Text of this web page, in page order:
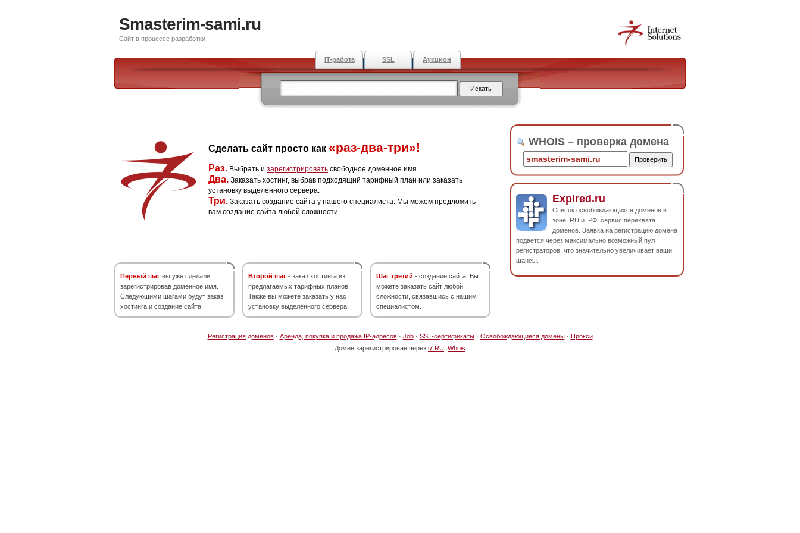
Smasterim-sami.ru
Сайт в процессе разработки
IT-работа SSL Аукцион
Сделать сайт просто как «раз-два-три»!
Раз. Выбрать и зарегистрировать свободное доменное имя.
Два. Заказать хостинг, выбрав подходящий тарифный план или заказать
установку выделенного сервера.
Три. Заказать создание сайта у нашего специалиста. Мы можем предложить
вам создание сайта любой сложности.
Первый шаг вы уже сделали,
зарегистрировав доменное имя.
Следующими шагами будут заказ
хостинга и создание сайта.
Второй шаг - заказ хостинга из
предлагаемых тарифных планов.
Также вы можете заказать у нас
установку выделенного сервера.
Шаг третий - создание сайта. Вы
можете заказать сайт любой
сложности, связавшись с нашим
специалистом.
WHOIS – проверка домена
Expired.ru
Список освобождающихся доменов в
зоне .RU и .РФ, сервис перехвата
доменов. Заявка на регистрацию домена
подается через максимально возможный пул
регистраторов, что значительно увеличивает ваши
шансы.
Регистрация доменов· Аренда, покупка и продажа IP-адресов· Job· SSL-сертификаты· Освобождающиеся домены· Прокси
Домен зарегистрирован через i7.RU Whois